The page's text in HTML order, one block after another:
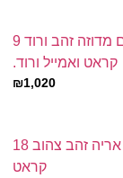
₪1,020